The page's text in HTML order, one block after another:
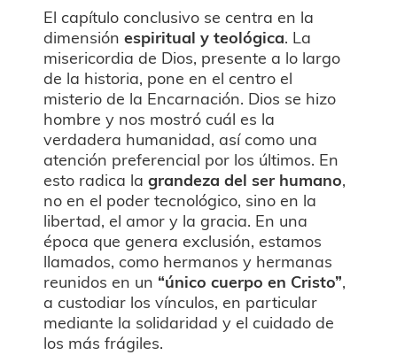
El capítulo conclusivo se centra en la
dimensiónespiritual y teológica. La
misericordia de Dios, presente a lo largo
de la historia, pone en el centro el
misterio de la Encarnación. Dios se hizo
hombre y nos mostró cuál es la
verdadera humanidad, así como una
atención preferencial por los últimos. En
esto radica lagrandeza del ser humano,
no en el poder tecnológico, sino en la
libertad, el amor y la gracia. En una
época que genera exclusión, estamos
llamados, como hermanos y hermanas
reunidos en un “único cuerpo en Cristo”,
a custodiar los vínculos, en particular
mediante la solidaridad y el cuidado de
los más frágiles.